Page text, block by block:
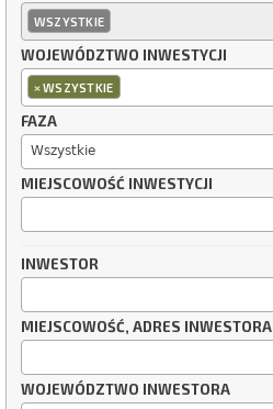
WSZYSTKIE
WOJEWÓDZTWO INWESTYCJI
×WSZYSTKIE
FAZA
Wszystkie
MIEJSCOWOŚĆ INWESTYCJI
INWESTOR
MIEJSCOWOŚĆ, ADRES INWESTORA
WOJEWÓDZTWO INWESTORA